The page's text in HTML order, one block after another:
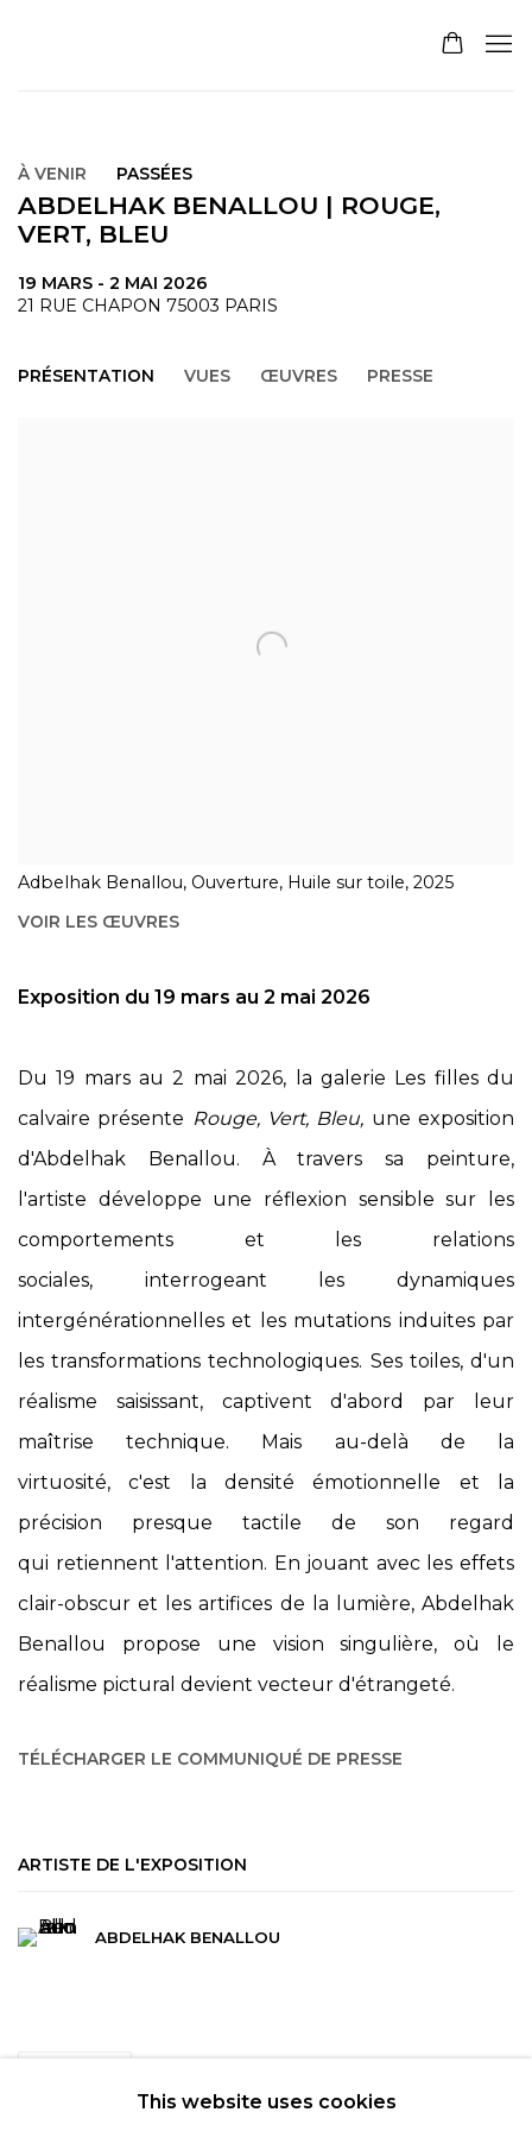
À VENIR PASSÉES
ABDELHAK BENALLOU | ROUGE,
VERT, BLEU
19 MARS - 2 MAI 2026
21 RUE CHAPON 75003 PARIS
PRÉSENTATION VUES ŒUVRES PRESSE
Adbelhak Benallou, Ouverture, Huile sur toile, 2025
VOIR LES ŒUVRES
Exposition du 19 mars au 2 mai 2026
Du 19 mars au 2 mai 2026, la galerie Les filles du
calvaire présente Rouge, Vert, Bleu, une exposition
d'Abdelhak Benallou. À travers sa peinture,
l'artiste développe une réflexion sensible sur les
comportements et les relations
sociales, interrogeant les dynamiques
intergénérationnelles et les mutations induites par
les transformations technologiques. Ses toiles, d'un
réalisme saisissant, captivent d'abord par leur
maîtrise technique. Mais au-delà de la
virtuosité, c'est la densité émotionnelle et la
précision presque tactile de son regard
qui retiennent l'attention. En jouant avec les effets
clair-obscur et les artifices de la lumière, Abdelhak
Benallou propose une vision singulière, où le
réalisme pictural devient vecteur d'étrangeté.
TÉLÉCHARGER LE COMMUNIQUÉ DE PRESSE
ARTISTE DE L'EXPOSITION
ABDELHAK BENALLOU
This website uses cookies